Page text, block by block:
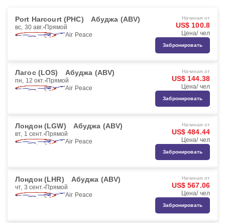
Port Harcourt (PHC) Абуджа (ABV)
вс, 30 авг. Прямой
Air Peace
Начиная от
US$ 100.8
Цена/ чел
Забронировать
Лагос (LOS) Абуджа (ABV)
пн, 12 окт. Прямой
Air Peace
Начиная от
US$ 144.38
Цена/ чел
Забронировать
Лондон (LGW) Абуджа (ABV)
вт, 1 сент. Прямой
Air Peace
Начиная от
US$ 484.44
Цена/ чел
Забронировать
Лондон (LHR) Абуджа (ABV)
чт, 3 сент. Прямой
Air Peace
Начиная от
US$ 567.06
Цена/ чел
Забронировать